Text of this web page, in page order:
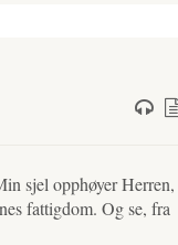
sjel opphøyer Herren,
fattigdom. Og se, fra